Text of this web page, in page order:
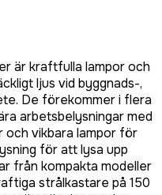
är kraftfulla lampor och
ljus vid byggnads-,
De förekommer i flera
arbetsbelysningar med
och vikbara lampor för
för att lysa upp
från kompakta modeller
strålkastare på 150